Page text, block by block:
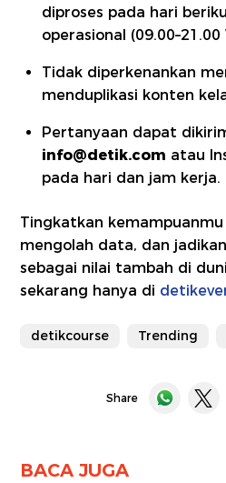
diproses pada hari
operasional (09.00–21.00
Tidak diperkenankan
menduplikasi konten
Pertanyaan dapat
info@detik.com atau
pada hari dan jam kerja.
Tingkatkan
mengolah data, dan
sebagai nilai tambah di
sekarang hanya di
detikcourse Trending
Share
BACA JUGA